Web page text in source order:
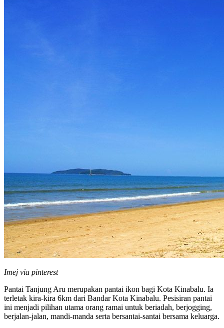
Imej via pinterest
Pantai Tanjung Aru merupakan pantai ikon bagi Kota Kinabalu. Ia
terletak kira-kira 6km dari Bandar Kota Kinabalu. Pesisiran pantai
ini menjadi pilihan utama orang ramai untuk beriadah, berjogging,
berjalan-jalan, mandi-manda serta bersantai-santai bersama keluarga.